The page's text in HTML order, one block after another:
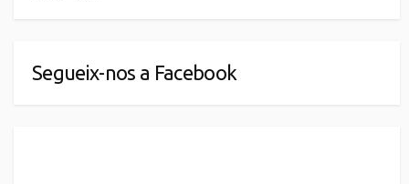
Segueix-nos a Facebook